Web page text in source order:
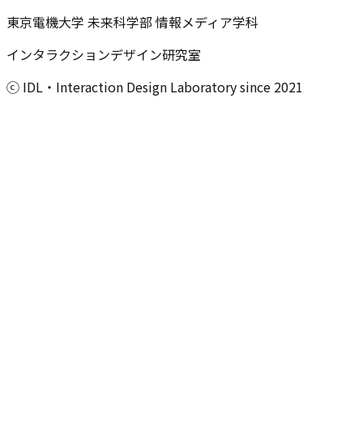
東京電機大学 未来科学部 情報メディア学科
インタラクションデザイン研究室
ⓒ IDL・Interaction Design Laboratory since 2021